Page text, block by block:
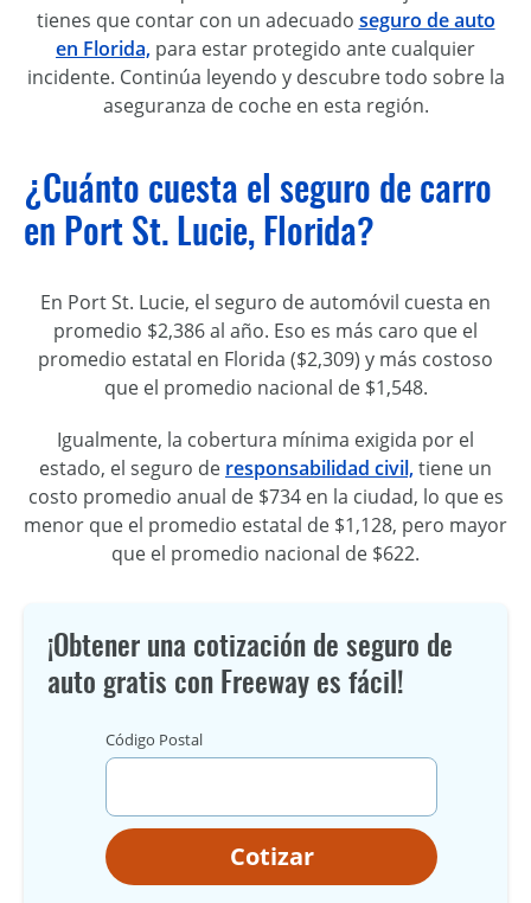
tienes que contar con un adecuado seguro de auto
en Florida, para estar protegido ante cualquier
incidente. Continúa leyendo y descubre todo sobre la
aseguranza de coche en esta región.
¿Cuánto cuesta el seguro de carro
en Port St. Lucie, Florida?
En Port St. Lucie, el seguro de automóvil cuesta en
promedio $2,386 al año. Eso es más caro que el
promedio estatal en Florida ($2,309) y más costoso
que el promedio nacional de $1,548.
Igualmente, la cobertura mínima exigida por el
estado, el seguro de responsabilidad civil,tiene un
costo promedio anual de $734 en la ciudad, lo que es
menor que el promedio estatal de $1,128, pero mayor
que el promedio nacional de $622.
¡Obtener una cotización de seguro de
auto gratis con Freeway es fácil!
Código Postal
Cotizar